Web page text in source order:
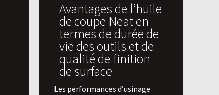
Avantages de l’huile
de coupe Neat en
termes de durée de
vie des outils et de
qualité de finition
de surface
​Les performances d’usinage